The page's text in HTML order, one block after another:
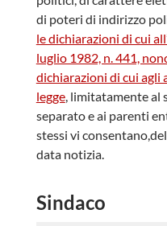
di poteri di indirizzo
le dichiarazioni di cui
luglio 1982, n. 441,
dichiarazioni di cui agli
legge, limitatamente al
separato e ai parenti
stessi vi
data notizia.
Sindaco